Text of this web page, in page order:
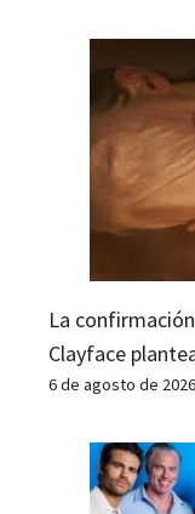
La
Clayface
6 de agosto de 2026